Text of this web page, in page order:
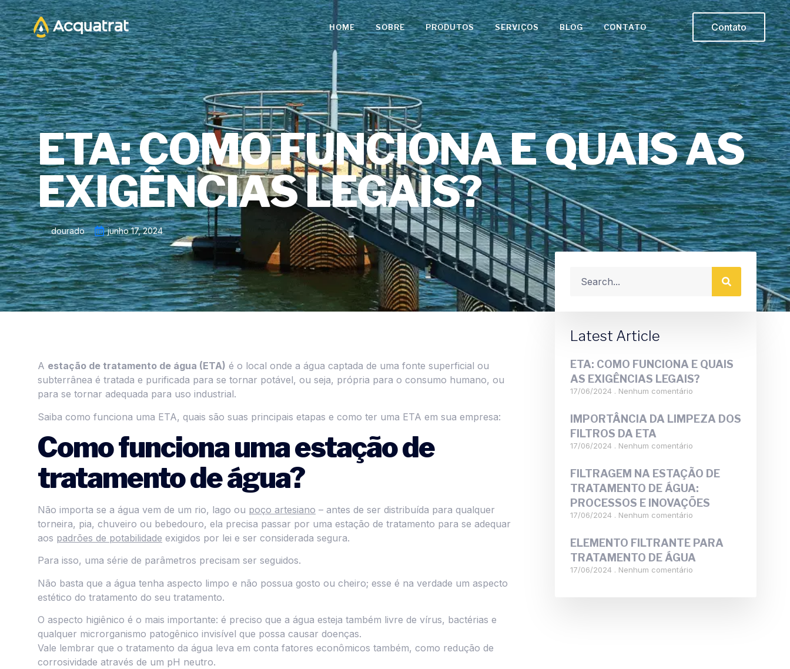
HOME SOBRE PRODUTOS SERVIÇOS BLOG CONTATO Contato
ETA: COMO FUNCIONA E QUAIS AS
EXIGÊNCIAS LEGAIS?
dourado junho 17, 2024
A estação de tratamento de água (ETA) é o local onde a água captada de uma fonte superficial ou
subterrânea é tratada e purificada para se tornar potável, ou seja, própria para o consumo humano, ou
para se tornar adequada para uso industrial.
Saiba como funciona uma ETA, quais são suas principais etapas e como ter uma ETA em sua empresa:
Como funciona uma estação de
tratamento de água?
Não importa se a água vem de um rio, lago ou poço artesiano – antes de ser distribuída para qualquer
torneira, pia, chuveiro ou bebedouro, ela precisa passar por uma estação de tratamento para se adequar
aos padrões de potabilidade exigidos por lei e ser considerada segura.
Para isso, uma série de parâmetros precisam ser seguidos.
Não basta que a água tenha aspecto limpo e não possua gosto ou cheiro; esse é na verdade um aspecto
estético do tratamento do seu tratamento.
O aspecto higiênico é o mais importante: é preciso que a água esteja também livre de vírus, bactérias e
qualquer microrganismo patogênico invisível que possa causar doenças.
Vale lembrar que o tratamento da água leva em conta fatores econômicos também, como redução de
corrosividade através de um pH neutro.
Latest Article
ETA: COMO FUNCIONA E QUAIS
AS EXIGÊNCIAS LEGAIS?
17/06/2024 Nenhum comentário
IMPORTÂNCIA DA LIMPEZA DOS
FILTROS DA ETA
17/06/2024 Nenhum comentário
FILTRAGEM NA ESTAÇÃO DE
TRATAMENTO DE ÁGUA:
PROCESSOS E INOVAÇÕES
17/06/2024 Nenhum comentário
ELEMENTO FILTRANTE PARA
TRATAMENTO DE ÁGUA
17/06/2024 Nenhum comentário